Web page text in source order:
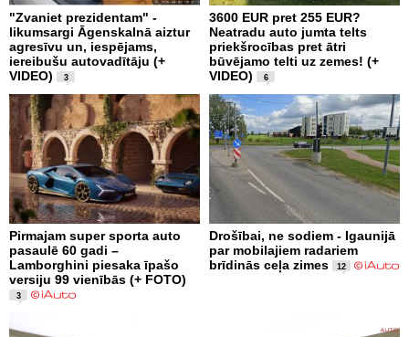
"Zvaniet prezidentam" -
likumsargi Āgenskalnā aiztur
agresīvu un, iespējams,
iereibušu autovadītāju (+
VIDEO)
3
3600 EUR pret 255 EUR?
Neatradu auto jumta telts
priekšrocības pret ātri
būvējamo telti uz zemes! (+
VIDEO)
6
Pirmajam super sporta auto
pasaulē 60 gadi –
Lamborghini piesaka īpašo
versiju 99 vienībās (+ FOTO)
3
Drošībai, ne sodiem - Igaunijā
par mobilajiem radariem
brīdinās ceļa zimes
12